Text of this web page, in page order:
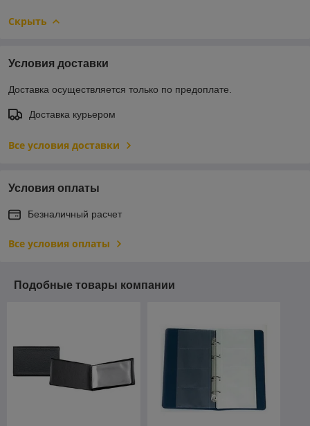
Скрыть
Условия доставки
Доставка осуществляется только по предоплате.
Доставка курьером
Все условия доставки
Условия оплаты
Безналичный расчет
Все условия оплаты
Подобные товары компании